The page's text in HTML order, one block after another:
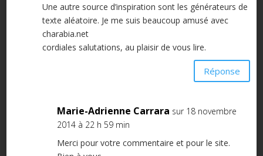
Une autre source d’inspiration sont les générateurs de
texte aléatoire. Je me suis beaucoup amusé avec
charabia.net
cordiales salutations, au plaisir de vous lire.
Réponse
Marie-Adrienne Carrara sur 18 novembre
2014 à 22 h 59 min
Merci pour votre commentaire et pour le site.